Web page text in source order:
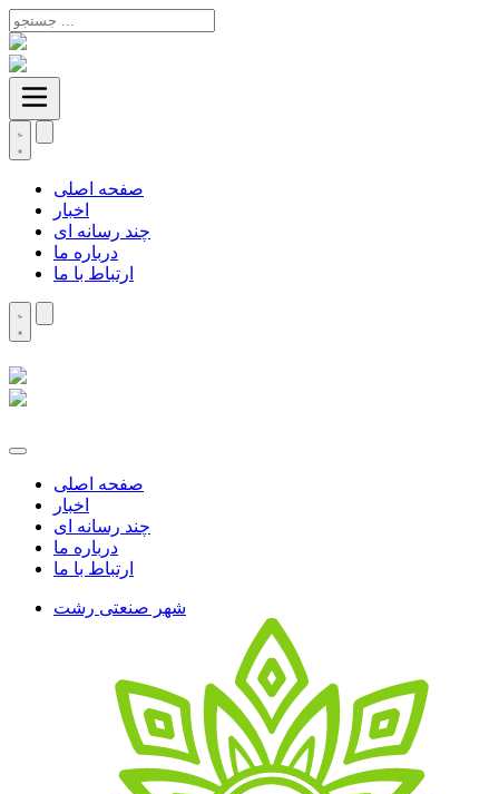
صفحه اصلی
اخبار
چند رسانه ای
درباره ما
ارتباط با ما
صفحه اصلی
اخبار
چند رسانه ای
درباره ما
ارتباط با ما
شهر صنعتی رشت